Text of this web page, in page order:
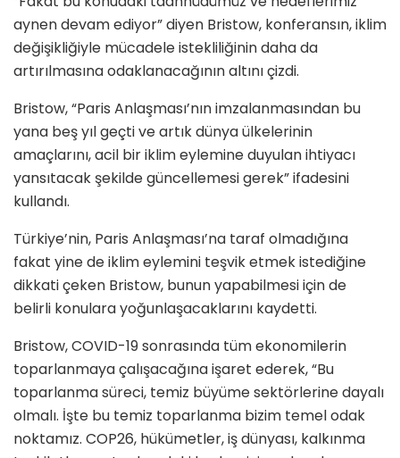
aynen devam ediyor” diyen Bristow, konferansın, iklim
değişikliğiyle mücadele istekliliğinin daha da
artırılmasına odaklanacağının altını çizdi.
Bristow, “Paris Anlaşması’nın imzalanmasından bu
yana beş yıl geçti ve artık dünya ülkelerinin
amaçlarını, acil bir iklim eylemine duyulan ihtiyacı
yansıtacak şekilde güncellemesi gerek” ifadesini
kullandı.
Türkiye’nin, Paris Anlaşması’na taraf olmadığına
fakat yine de iklim eylemini teşvik etmek istediğine
dikkati çeken Bristow, bunun yapabilmesi için de
belirli konulara yoğunlaşacaklarını kaydetti.
Bristow, COVID-19 sonrasında tüm ekonomilerin
toparlanmaya çalışacağına işaret ederek, “Bu
toparlanma süreci, temiz büyüme sektörlerine dayalı
olmalı. İşte bu temiz toparlanma bizim temel odak
noktamız. COP26, hükümetler, iş dünyası, kalkınma